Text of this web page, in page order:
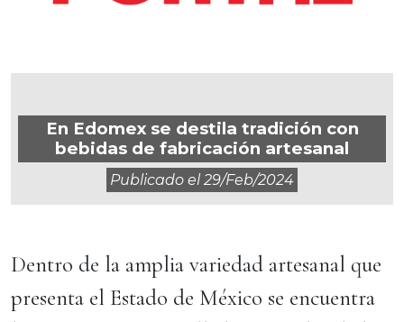
En Edomex se destila tradición con
bebidas de fabricación artesanal
Publicado el29/feb/2024
Dentro de la amplia variedad artesanal que
presenta el Estado de México se encuentra